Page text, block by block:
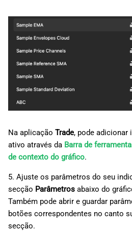
Na aplicação Trade, pode adicionar
ativo através da Barra de
de contexto do gráfico.
5. Ajuste os parâmetros do seu
secção Parâmetros abaixo do
Também pode abrir e guardar
botões correspondentes no canto
secção.